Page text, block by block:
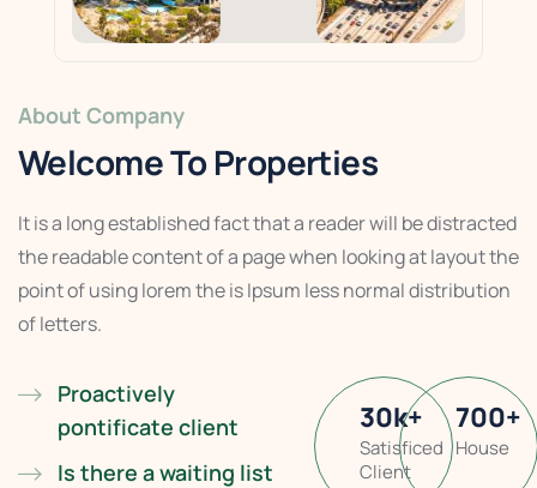
About Company
Welcome To Properties
It is a long established fact that a reader will be distracted
the readable content of a page when looking at layout the
point of using lorem the is Ipsum less normal distribution
of letters.
Proactively
pontificate client
Is there a waiting list
30k+
Satisficed
Client
700+
House